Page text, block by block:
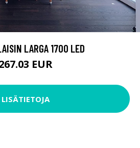
LARGA 1700 LED
EUR
LISÄTIETOJA